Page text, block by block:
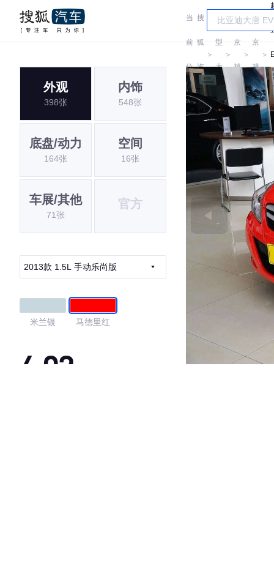
当
前
位
置:
搜
狐
汽
车
＞
车
型
大
＞
北
京
越
＞
北
京
越
野
＞
外观
398张
内饰
548张
底盘/动力
164张
空间
16张
车展/其他
71张
官方
2013款 1.5L 手动乐尚版
米兰银 马德里红
4.02